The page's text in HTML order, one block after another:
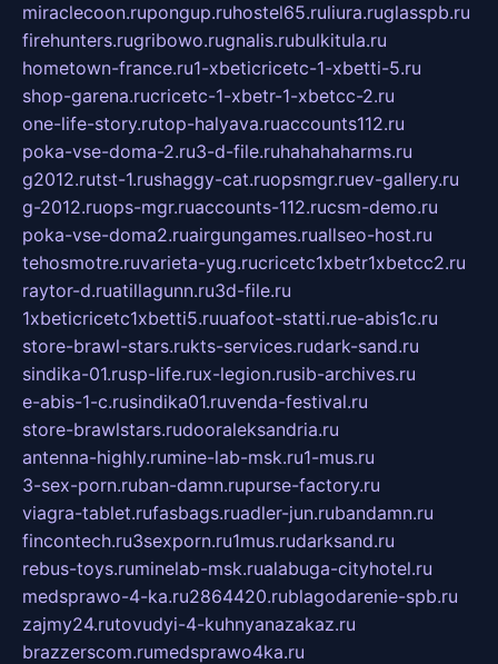
miraclecoon.rupongup.ruhostel65.ruliura.ruglasspb.ru
firehunters.rugribowo.rugnalis.rubulkitula.ru
hometown-france.ru1-xbeticricetc-1-xbetti-5.ru
shop-garena.rucricetc-1-xbetr-1-xbetcc-2.ru
one-life-story.rutop-halyava.ruaccounts112.ru
poka-vse-doma-2.ru3-d-file.ruhahahaharms.ru
g2012.rutst-1.rushaggy-cat.ruopsmgr.ruev-gallery.ru
g-2012.ruops-mgr.ruaccounts-112.rucsm-demo.ru
poka-vse-doma2.ruairgungames.ruallseo-host.ru
tehosmotre.ruvarieta-yug.rucricetc1xbetr1xbetcc2.ru
raytor-d.ruatillagunn.ru3d-file.ru
1xbeticricetc1xbetti5.ruuafoot-statti.rue-abis1c.ru
store-brawl-stars.rukts-services.rudark-sand.ru
sindika-01.rusp-life.rux-legion.rusib-archives.ru
e-abis-1-c.rusindika01.ruvenda-festival.ru
store-brawlstars.rudooraleksandria.ru
antenna-highly.rumine-lab-msk.ru1-mus.ru
3-sex-porn.ruban-damn.rupurse-factory.ru
viagra-tablet.rufasbags.ruadler-jun.rubandamn.ru
fincontech.ru3sexporn.ru1mus.rudarksand.ru
rebus-toys.ruminelab-msk.rualabuga-cityhotel.ru
medsprawo-4-ka.ru2864420.rublagodarenie-spb.ru
zajmy24.rutovudyi-4-kuhnyanazakaz.ru
brazzerscom.rumedsprawo4ka.ru